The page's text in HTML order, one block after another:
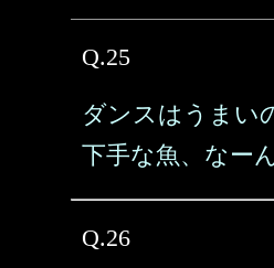
Q.25
ダンスはうまい
下手な魚、なー
Q.26